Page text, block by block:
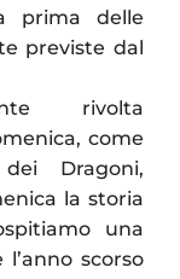
prima delle
previste dal
rivolta
come
Dragoni,
la storia
una
scorso